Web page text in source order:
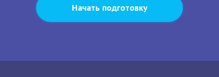
Начать подготовку